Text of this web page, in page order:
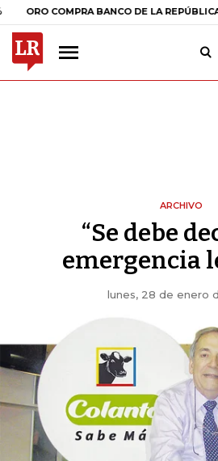
COMPRA BANCO DE LA REPÚBLICA $
ARCHIVO
“Se debe
emergencia
lunes, 28 de enero